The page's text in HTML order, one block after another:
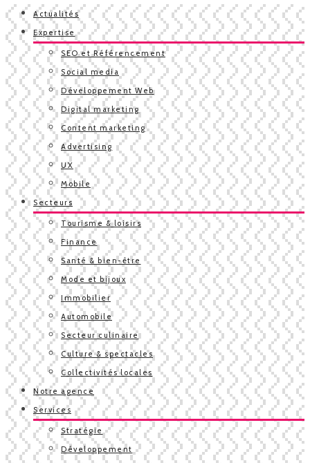
Actualités
Expertise
SEO et Référencement
Social media
Développement Web
Digital marketing
Content marketing
Advertising
UX
Mobile
Secteurs
Tourisme & loisirs
Finance
Santé & bien-être
Mode et bijoux
Immobilier
Automobile
Secteur culinaire
Culture & spectacles
Collectivités locales
Notre agence
Services
Stratégie
Développement